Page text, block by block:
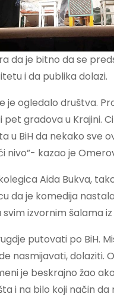
da je bitno da se
i da publika dolazi.
je ogledalo društva.
pet gradova u Krajini.
u BiH da nekako sve
nivo”- kazao je
Aida Bukva,
da je komedija
izvornim šalama iz
putovati po BiH.
nasmijavati, dolaziti.
je beskrajno žao
i na bilo koji način da